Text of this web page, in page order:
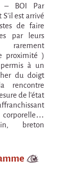
– BOI Par
est arrivé
de faire
par leurs
proximité )
à un
du doigt
rencontre
de l’état
breton